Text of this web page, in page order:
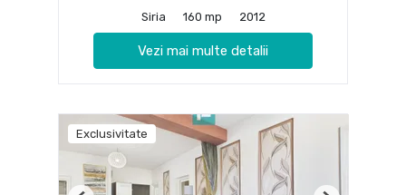
Siria
160 mp 2012
Vezi mai multe detalii
Exclusivitate